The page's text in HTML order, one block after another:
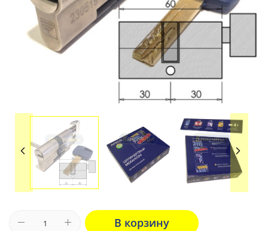
В корзину